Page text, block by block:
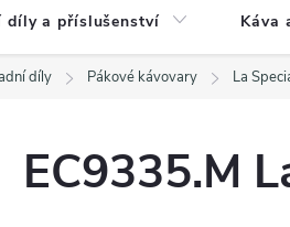
díly a příslušenství Káva
díly Pákové kávovary La
EC9335.M